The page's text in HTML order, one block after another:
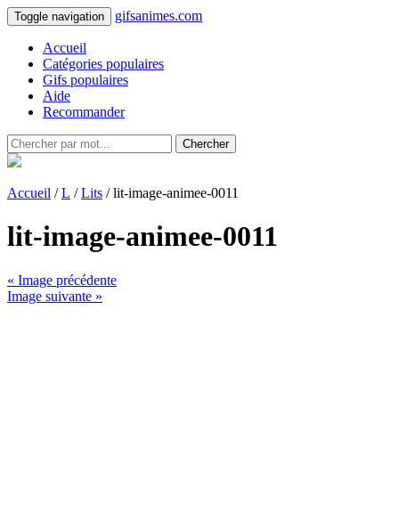
Toggle navigation gifsanimes.com
Accueil
Catégories populaires
Gifs populaires
Aide
Recommander
Chercher
Accueil /L /Lits / lit-image-animee-0011
lit-image-animee-0011
« Image précédente
Image suivante »